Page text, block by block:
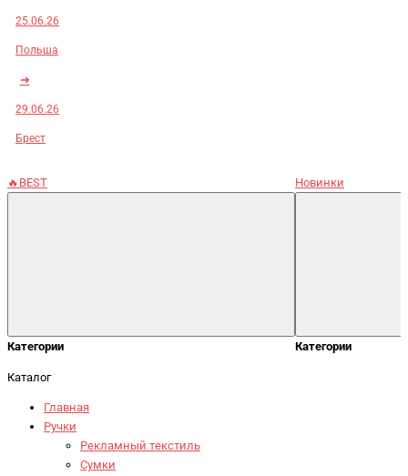
25.06.26
Польша
➜
29.06.26
Брест
🔥BEST
Категории
Новинки
Категории
Каталог
Главная
Ручки
Рекламный текстиль
Сумки